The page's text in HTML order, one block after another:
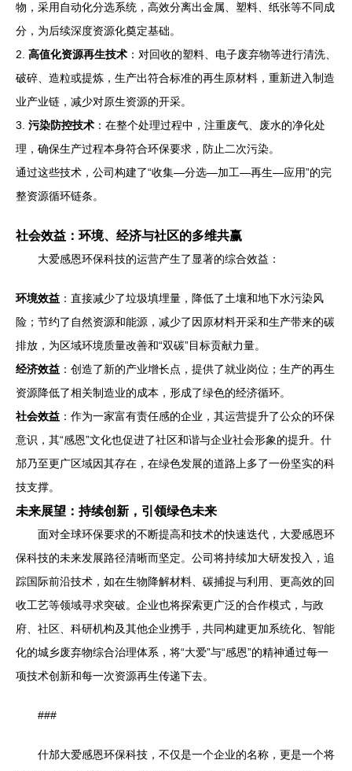
物，采用自动化分选系统，高效分离出金属、塑料、纸张等不同成
分，为后续深度资源化奠定基础。
2. 高值化资源再生技术 ：对回收的塑料、电子废弃物等进行清洗、
破碎、造粒或提炼，生产出符合标准的再生原材料，重新进入制造
业产业链，减少对原生资源的开采。
3. 污染防控技术 ：在整个处理过程中，注重废气、废水的净化处
理，确保生产过程本身符合环保要求，防止二次污染。
通过这些技术，公司构建了“收集—分选—加工—再生—应用”的完
整资源循环链条。
社会效益：环境、经济与社区的多维共赢
大爱感恩环保科技的运营产生了显著的综合效益：
环境效益 ：直接减少了垃圾填埋量，降低了土壤和地下水污染风
险；节约了自然资源和能源，减少了因原材料开采和生产带来的碳
排放，为区域环境质量改善和“双碳”目标贡献力量。
经济效益 ：创造了新的产业增长点，提供了就业岗位；生产的再生
资源降低了相关制造业的成本，形成了绿色的经济循环。
社会效益 ：作为一家富有责任感的企业，其运营提升了公众的环保
意识，其“感恩”文化也促进了社区和谐与企业社会形象的提升。什
邡乃至更广区域因其存在，在绿色发展的道路上多了一份坚实的科
技支撑。
未来展望：持续创新，引领绿色未来
面对全球环保要求的不断提高和技术的快速迭代，大爱感恩环
保科技的未来发展路径清晰而坚定。公司将持续加大研发投入，追
踪国际前沿技术，如在生物降解材料、碳捕捉与利用、更高效的回
收工艺等领域寻求突破。企业也将探索更广泛的合作模式，与政
府、社区、科研机构及其他企业携手，共同构建更加系统化、智能
化的城乡废弃物综合治理体系，将“大爱”与“感恩”的精神通过每一
项技术创新和每一次资源再生传递下去。
###
什邡大爱感恩环保科技，不仅是一个企业的名称，更是一个将